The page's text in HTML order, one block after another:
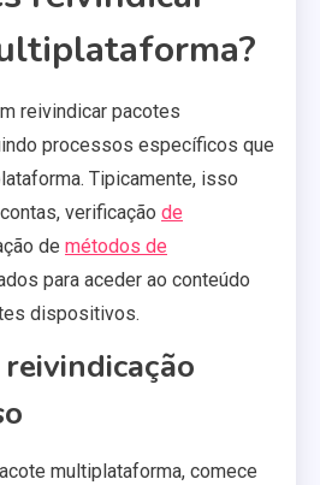
reivindicar pacotes
processos específicos que
Tipicamente, isso
verificação de
de métodos de
para aceder ao conteúdo
dispositivos.
multiplataforma, comece